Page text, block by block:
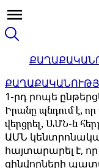
1-րդ րոպե
Իրանը պնդում է,
վերցրել, ԱՄՆ-ն
ԱՄՆ
հայտարարել է,
զինվորների